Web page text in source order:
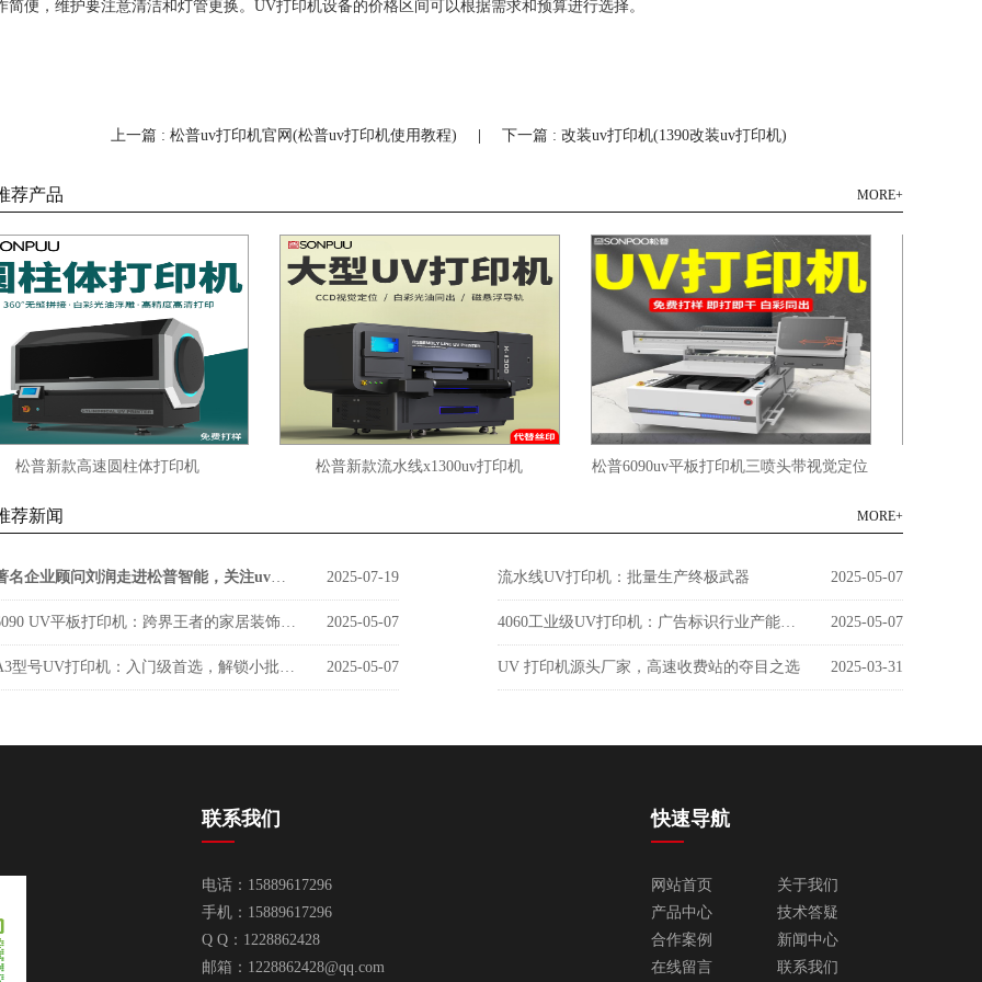
简便，维护要注意清洁和灯管更换。UV打印机设备的价格区间可以根据需求和预算进行选择。
上一篇 : 松普uv打印机官网(松普uv打印机使用教程) 下一篇 : 改装uv打印机(1390改装uv打印机)
荐产品 MORE+
普新款高速圆柱体打印机 松普新款流水线x1300uv打印机 松普6090uv平板打印机三喷头带视觉定位
荐新闻 MORE+
著名企业顾问刘润走进松普智能，关注uv印刷设备如何借京东智谷”上楼进化“ 2025-07-19 流水线UV打印机：批量生产终极武器 2025-05-07
6090 UV平板打印机：跨界王者的家居装饰新势力 2025-05-07 4060工业级UV打印机：广告标识行业产能革命者 2025-05-07
A3型号UV打印机：入门级首选，解锁小批量定制新商机 2025-05-07 UV 打印机源头厂家，高速收费站的夺目之选 2025-03-31
联系我们
电话：15889617296
手机：15889617296
Q Q：1228862428
邮箱： 1228862428@qq.com
快速导航
网站首页
关于我们
产品中心
技术答疑
合作案例
新闻中心
在线留言
联系我们